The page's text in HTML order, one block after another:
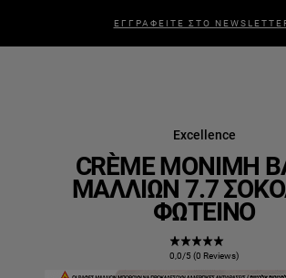
ΕΓΓΡΑΦΕΙΤΕ ΣΤΟ
Excellence
CRÈME ΜΌΝΙΜΗ
ΜΑΛΛΙΏΝ 7.7
ΦΩΤΕΙΝΌ
0,0/5 (0 Reviews)